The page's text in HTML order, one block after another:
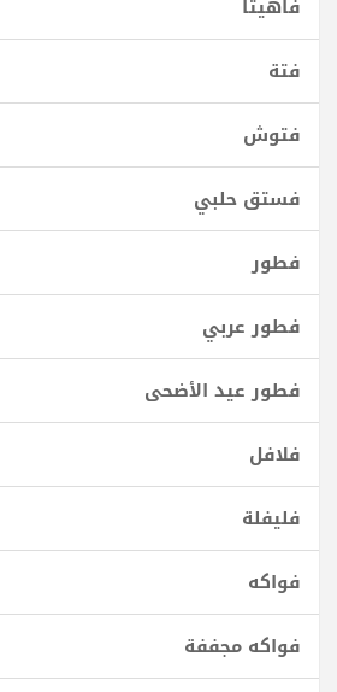
فاهيتا
فتة
فتوش
فستق حلبي
فطور
فطور عربي
فطور عيد الأضحى
فلافل
فليفلة
فواكه
فواكه مجففة